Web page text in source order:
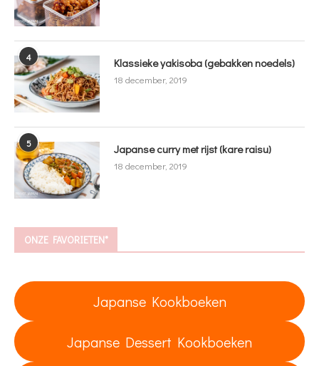
4 Klassieke yakisoba (gebakken noedels)
18 december, 2019
5 Japanse curry met rijst (kare raisu)
18 december, 2019
ONZE FAVORIETEN*
Japanse Kookboeken
Japanse Dessert Kookboeken